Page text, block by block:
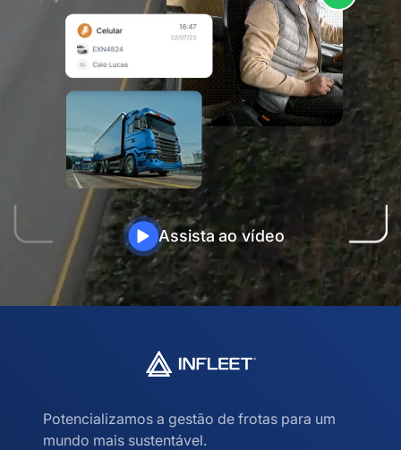
Assista ao vídeo
Potencializamos a gestão de frotas para um
mundo mais sustentável.